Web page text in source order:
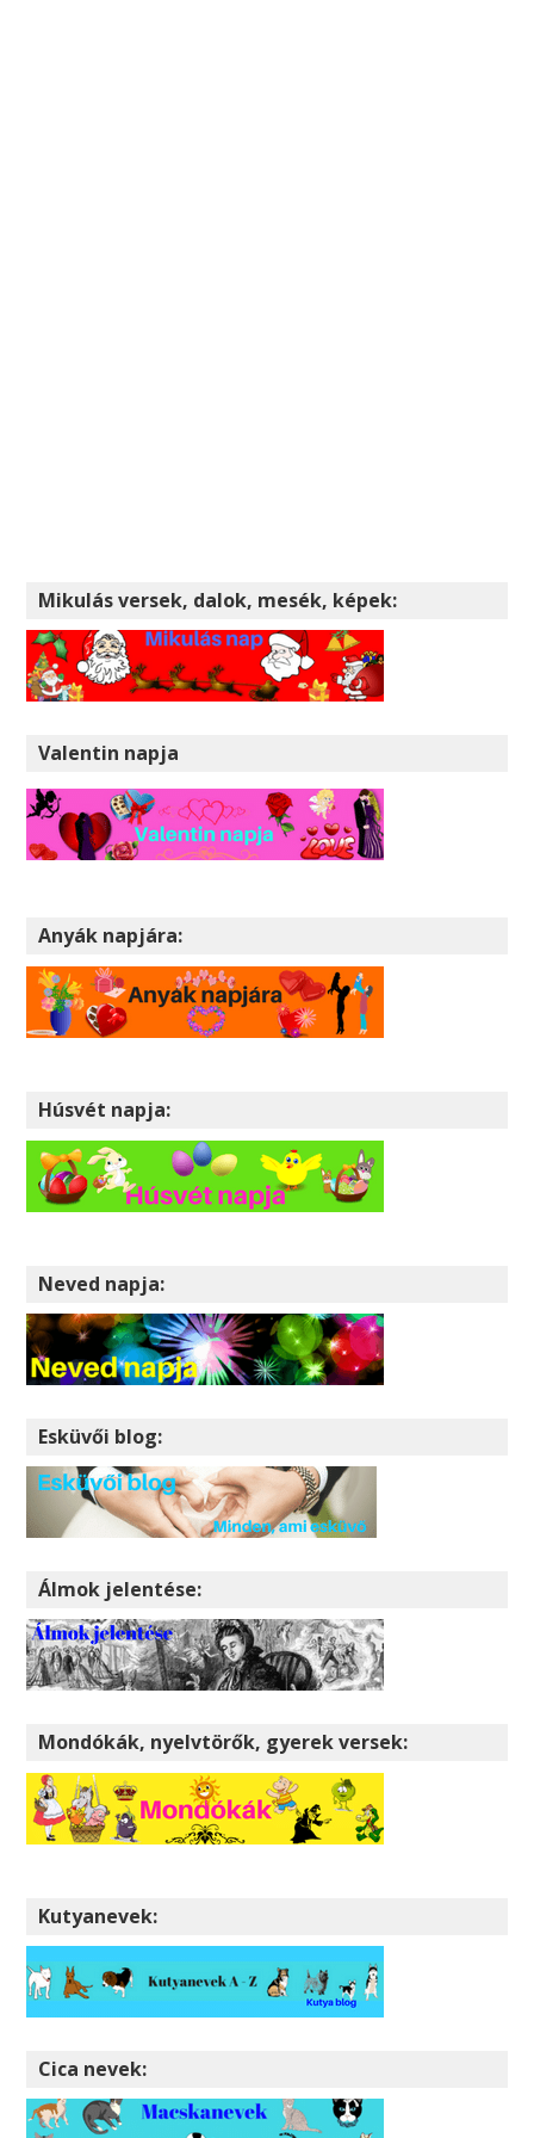
Mikulás versek, dalok, mesék, képek:
Valentin napja
Anyák napjára:
Húsvét napja:
Neved napja:
Esküvői blog:
Álmok jelentése:
Mondókák, nyelvtörők, gyerek versek:
Kutyanevek:
Cica nevek: